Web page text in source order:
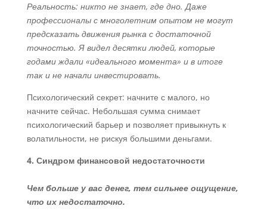
Реальность: никто не знает, где дно. Даже
профессионалы с многолетним опытом не могут
предсказать движения рынка с достаточной
точностью. Я видел десятки людей, которые
годами ждали «идеального момента» и в итоге
так и не начали инвестировать.
Психологический секрет: начните с малого, но
начните сейчас. Небольшая сумма снимает
психологический барьер и позволяет привыкнуть к
волатильности, не рискуя большими деньгами.
4. Синдром финансовой недостаточности
Чем больше у вас денег, тем сильнее ощущение,
что их недостаточно.